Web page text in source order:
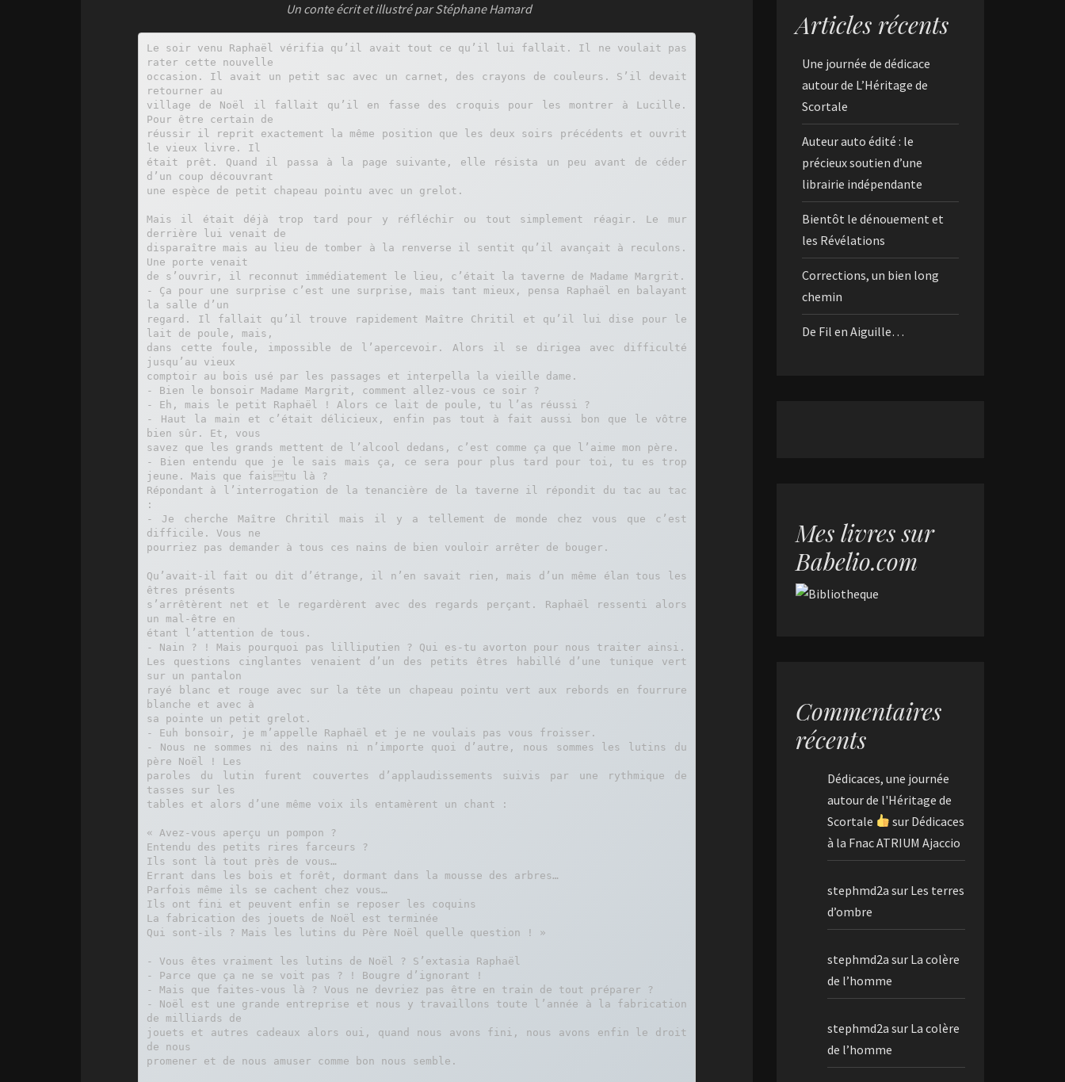
Un conte écrit et illustré par Stéphane Hamard
Le soir venu Raphaël vérifia qu’il avait tout ce qu’il lui fallait. Il ne voulait pas
rater cette nouvelle
occasion. Il avait un petit sac avec un carnet, des crayons de couleurs. S’il devait
retourner au
village de Noël il fallait qu’il en fasse des croquis pour les montrer à Lucille.
Pour être certain de
réussir il reprit exactement la même position que les deux soirs précédents et ouvrit
le vieux livre. Il
était prêt. Quand il passa à la page suivante, elle résista un peu avant de céder
d’un coup découvrant
une espèce de petit chapeau pointu avec un grelot.
Mais il était déjà trop tard pour y réfléchir ou tout simplement réagir. Le mur
derrière lui venait de
disparaître mais au lieu de tomber à la renverse il sentit qu’il avançait à reculons.
Une porte venait
de s’ouvrir, il reconnut immédiatement le lieu, c’était la taverne de Madame Margrit.
- Ça pour une surprise c’est une surprise, mais tant mieux, pensa Raphaël en balayant
la salle d’un
regard. Il fallait qu’il trouve rapidement Maître Chritil et qu’il lui dise pour le
lait de poule, mais,
dans cette foule, impossible de l’apercevoir. Alors il se dirigea avec difficulté
jusqu’au vieux
comptoir au bois usé par les passages et interpella la vieille dame.
- Bien le bonsoir Madame Margrit, comment allez-vous ce soir ?
- Eh, mais le petit Raphaël ! Alors ce lait de poule, tu l’as réussi ?
- Haut la main et c’était délicieux, enfin pas tout à fait aussi bon que le vôtre
bien sûr. Et, vous
savez que les grands mettent de l’alcool dedans, c’est comme ça que l’aime mon père.
- Bien entendu que je le sais mais ça, ce sera pour plus tard pour toi, tu es trop
jeune. Mais que faistu là ?
Répondant à l’interrogation de la tenancière de la taverne il répondit du tac au tac
:
- Je cherche Maître Chritil mais il y a tellement de monde chez vous que c’est
difficile. Vous ne
pourriez pas demander à tous ces nains de bien vouloir arrêter de bouger.
Qu’avait-il fait ou dit d’étrange, il n’en savait rien, mais d’un même élan tous les
êtres présents
s’arrêtèrent net et le regardèrent avec des regards perçant. Raphaël ressenti alors
un mal-être en
étant l’attention de tous.
- Nain ? ! Mais pourquoi pas lilliputien ? Qui es-tu avorton pour nous traiter ainsi.
Les questions cinglantes venaient d’un des petits êtres habillé d’une tunique vert
sur un pantalon
rayé blanc et rouge avec sur la tête un chapeau pointu vert aux rebords en fourrure
blanche et avec à
sa pointe un petit grelot.
- Euh bonsoir, je m’appelle Raphaël et je ne voulais pas vous froisser.
- Nous ne sommes ni des nains ni n’importe quoi d’autre, nous sommes les lutins du
père Noël ! Les
paroles du lutin furent couvertes d’applaudissements suivis par une rythmique de
tasses sur les
tables et alors d’une même voix ils entamèrent un chant :
« Avez-vous aperçu un pompon ?
Entendu des petits rires farceurs ?
Ils sont là tout près de vous…
Errant dans les bois et forêt, dormant dans la mousse des arbres…
Parfois même ils se cachent chez vous…
Ils ont fini et peuvent enfin se reposer les coquins
La fabrication des jouets de Noël est terminée
Qui sont-ils ? Mais les lutins du Père Noël quelle question ! »
- Vous êtes vraiment les lutins de Noël ? S’extasia Raphaël
- Parce que ça ne se voit pas ? ! Bougre d’ignorant !
- Mais que faites-vous là ? Vous ne devriez pas être en train de tout préparer ?
- Noël est une grande entreprise et nous y travaillons toute l’année à la fabrication
de milliards de
jouets et autres cadeaux alors oui, quand nous avons fini, nous avons enfin le droit
de nous
promener et de nous amuser comme bon nous semble.
Articles récents
Une journée de dédicace
autour de L’Héritage de
Scortale
Auteur auto édité : le
précieux soutien d’une
librairie indépendante
Bientôt le dénouement et
les Révélations
Corrections, un bien long
chemin
De Fil en Aiguille…
Mes livres sur
Babelio.com
Commentaires
récents
Dédicaces, une journée
autour de l'Héritage de
Scortale
sur Dédicaces
à la Fnac ATRIUM Ajaccio
stephmd2a sur Les terres
d’ombre
stephmd2a sur La colère
de l’homme
stephmd2a sur La colère
de l’homme